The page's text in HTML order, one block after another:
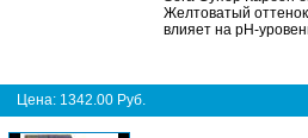
Желтоватый оттенок
влияет на pH-
Цена: 1342.00 Руб.